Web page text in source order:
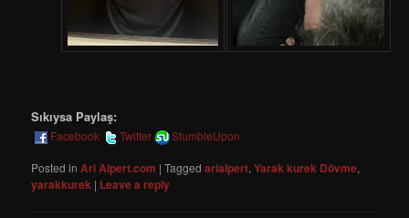
Sıkıysa Paylaş:
Facebook Twitter StumbleUpon
Posted in Ari Alpert.com |Tagged arialpert,Yarak kurek Dövme,
yarakkurek | Leave a reply